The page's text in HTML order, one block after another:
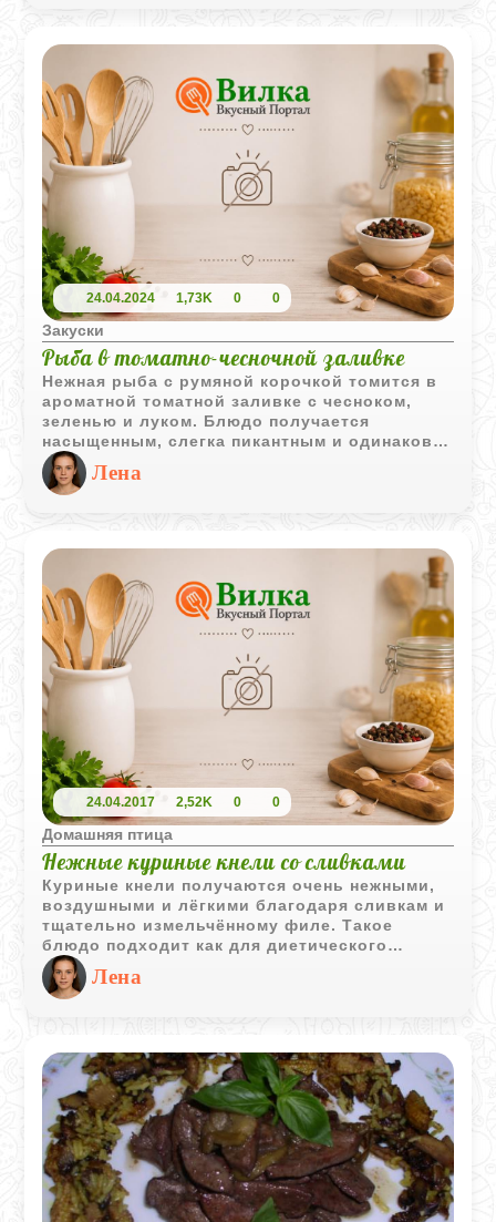
24.04.2024 1,73K 0 0
Закуски
Рыба в томатно-чесночной заливке
Нежная рыба с румяной корочкой томится в
ароматной томатной заливке с чесноком,
зеленью и луком. Блюдо получается
насыщенным, слегка пикантным и одинаково
вкусным как в горячем, так и в охлажденном
виде. Лена
24.04.2017 2,52K 0 0
Домашняя птица
Нежные куриные кнели со сливками
Куриные кнели получаются очень нежными,
воздушными и лёгкими благодаря сливкам и
тщательно измельчённому филе. Такое
блюдо подходит как для диетического
питания, так и для детского меню. Подавать
кнели можно самостоятельно, с бульоном
или лёгким гарниром.
Лена